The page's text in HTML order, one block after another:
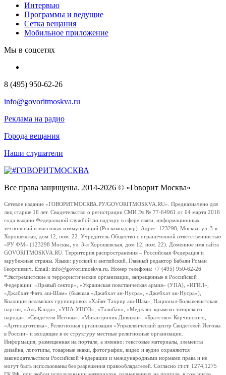
Интервью
Программы и ведущие
Сетка вещания
Мобильное приложение
Мы в соцсетях
8 (495) 950-62-26
info@govoritmoskva.ru
Реклама на радио
Города вещания
Наши слушатели
Все права защищены. 2014-2026 © «Говорит Москва»
Сетевое издание «ГОВОРИТМОСКВА.РУ/GOVORITMOSKVA.RU». Предназначено для
лиц старше 16 лет. Свидетельство о регистрации СМИ Эл № 77-64961 от 04 марта 2016
года выдано Федеральной службой по надзору в сфере связи, информационных
технологий и массовых коммуникаций (Роскомнадзор). Адрес: 123298, Москва, ул. 3-я
Хорошевская, дом 12, пом. 22. Учредитель Общество с ограниченной ответственностью
«РУ ФМ» (123298 Москва, ул. 3-я Хорошевская, дом 12, пом. 22). Доменное имя сайта
GOVORITMOSKVA.RU. Территория распространения – Российская Федерация и
зарубежные страны. Языки: русский и английский. Главный редактор Бабаян Роман
Георгиевич. Email: info@govoritmoskva.ru. Номер телефона: +7 (495) 950-62-26
*Экстремистские и террористические организации, запрещенные в Российской
Федерации: «Правый сектор», «Украинская повстанческая армия» (УПА), «ИГИЛ»,
«Джабхат Фатх аш-Шам» (бывшая «Джабхат ан-Нусра», «Джебхат ан-Нусра»),
Коалиция исламских группировок «Хайят Тахрир аш-Шам», Национал-Большевистская
партия, «Аль-Каида», «УНА-УНСО», «Талибан», «Меджлис крымско-татарского
народа», «Свидетели Иеговы», «Мизантропик Дивижн», «Братство» Корчинского,
«Артподготовка», Религиозная организация «Управленческий центр Свидетелей Иеговы
в России» и входящие в ее структуру местные религиозные организации.
Информация, размещенная на портале, а именно: текстовые материалы, элементы
дизайна, логотипы, товарные знаки, фотографии, видео и аудио охраняются
законодательством Российской Федерации и международными нормами права и не
могут быть использованы без разрешения правообладателей. Согласно ст.ст. 1274,1275